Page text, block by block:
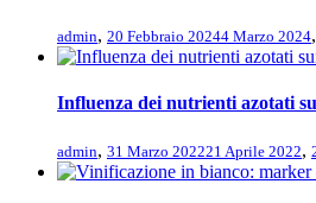
admin, 20 Febbraio 20244 Marzo 2024,
Influenza dei nutrienti azotati
admin, 31 Marzo 202221 Aprile 2022,